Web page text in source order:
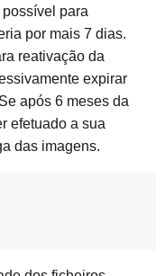
para
por mais 7 dias.
reativação da
expirar
após 6 meses da
efetuado a sua
das imagens.